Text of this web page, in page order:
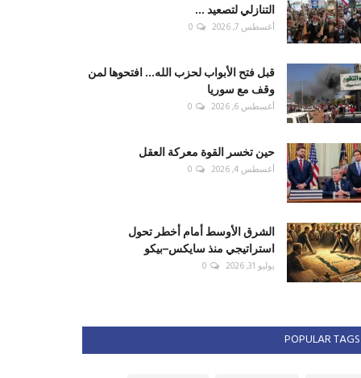
التنازلي لتصعيد ...
أغسطس 7, 2026 0
قبل فتح الأبواب لحزب الله... افتحوها لمن
وقف مع سوريا
أغسطس 6, 2026 0
حين تخسر القوة معركة العقل
أغسطس 4, 2026 0
الشرق الأوسط أمام أخطر تحول
استراتيجي منذ سايكس–بيكو
يوليو 31, 2026 0
POPULAR TAGS